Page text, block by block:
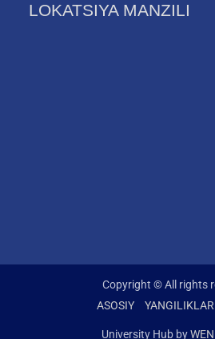
LOKATSIYA MANZILI
Copyright © All rights
ASOSIY
YANGILIKLAR
University Hub by